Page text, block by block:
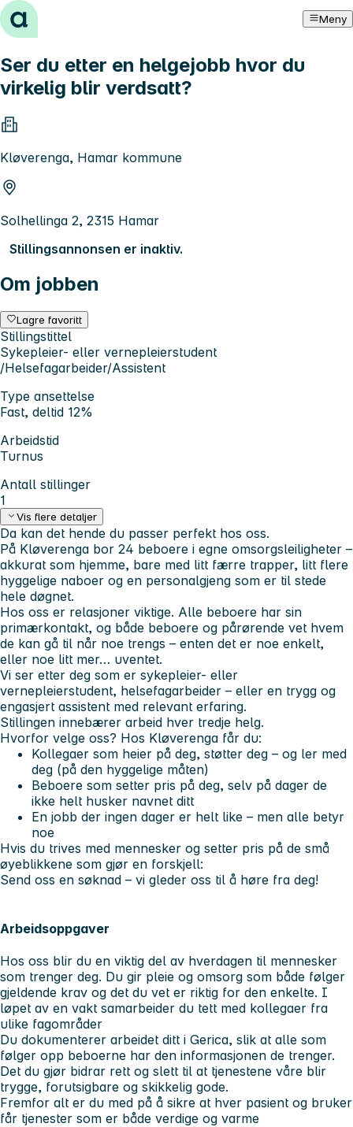
Hopp til innhold Meny
Ser du etter en helgejobb hvor du
virkelig blir verdsatt?
Kløverenga, Hamar kommune
Solhellinga 2, 2315 Hamar
Stillingsannonsen er inaktiv.
Om jobben
Lagre favoritt
Stillingstittel
Sykepleier- eller vernepleierstudent
/Helsefagarbeider/Assistent
Type ansettelse
Fast, deltid 12%
Arbeidstid
Turnus
Antall stillinger
1
Vis flere detaljer
Da kan det hende du passer perfekt hos oss.
På Kløverenga bor 24 beboere i egne omsorgsleiligheter –
akkurat som hjemme, bare med litt færre trapper, litt flere
hyggelige naboer og en personalgjeng som er til stede
hele døgnet.
Hos oss er relasjoner viktige. Alle beboere har sin
primærkontakt, og både beboere og pårørende vet hvem
de kan gå til når noe trengs – enten det er noe enkelt,
eller noe litt mer… uventet.
Vi ser etter deg som er sykepleier- eller
vernepleierstudent, helsefagarbeider – eller en trygg og
engasjert assistent med relevant erfaring.
Stillingen innebærer arbeid hver tredje helg.
Hvorfor velge oss? Hos Kløverenga får du:
Kollegaer som heier på deg, støtter deg – og ler med
deg (på den hyggelige måten)
Beboere som setter pris på deg, selv på dager de
ikke helt husker navnet ditt
En jobb der ingen dager er helt like – men alle betyr
noe
Hvis du trives med mennesker og setter pris på de små
øyeblikkene som gjør en forskjell:
Send oss en søknad – vi gleder oss til å høre fra deg!
Arbeidsoppgaver
Hos oss blir du en viktig del av hverdagen til mennesker
som trenger deg. Du gir pleie og omsorg som både følger
gjeldende krav og det du vet er riktig for den enkelte. I
løpet av en vakt samarbeider du tett med kollegaer fra
ulike fagområder
Du dokumenterer arbeidet ditt i Gerica, slik at alle som
følger opp beboerne har den informasjonen de trenger.
Det du gjør bidrar rett og slett til at tjenestene våre blir
trygge, forutsigbare og skikkelig gode.
Fremfor alt er du med på å sikre at hver pasient og bruker
får tjenester som er både verdige og varme